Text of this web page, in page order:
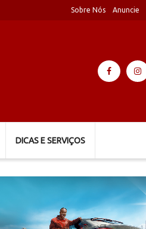
Sobre Nós Anuncie
DICAS E SERVIÇOS